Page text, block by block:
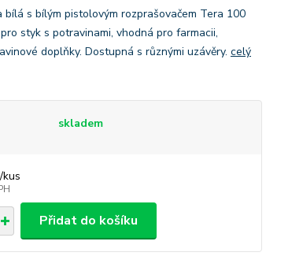
bílá s bílým pistolovým rozprašovačem Tera 100
styk s potravinami, vhodná pro farmacii,
doplňky. Dostupná s různými uzávěry. celý
skladem
/kus
Přidat do košíku